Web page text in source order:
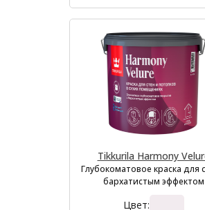
Tikkurila Harmony
Глубокоматовое краска для
бархатистым эффектом
Цвет: